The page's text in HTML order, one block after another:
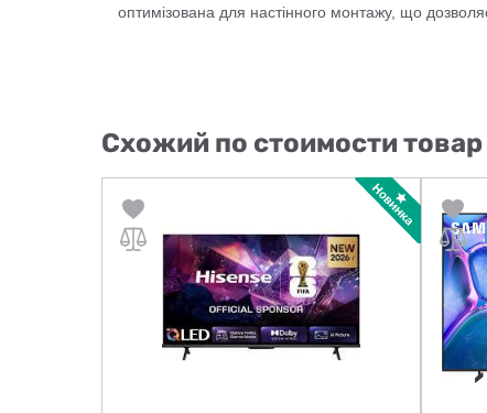
оптимізована для настінного монтажу, що
Схожий по стоимости